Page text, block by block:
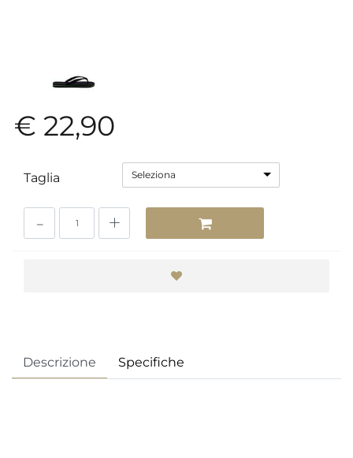
€ 22,90
Taglia Seleziona
Descrizione Specifiche